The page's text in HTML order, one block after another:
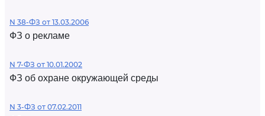
N 38-ФЗ от 13.03.2006
ФЗ о рекламе
N 7-ФЗ от 10.01.2002
ФЗ об охране окружающей среды
N 3-ФЗ от 07.02.2011